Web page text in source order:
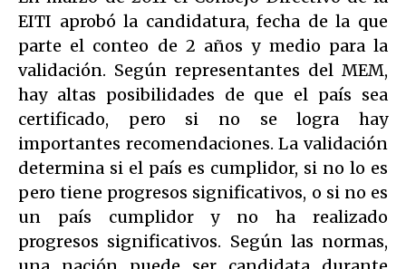
EITI aprobó la candidatura, fecha de la que
parte el conteo de 2 años y medio para la
validación. Según representantes del MEM,
hay altas posibilidades de que el país sea
certificado, pero si no se logra hay
importantes recomendaciones. La validación
determina si el país es cumplidor, si no lo es
pero tiene progresos significativos, o si no es
un país cumplidor y no ha realizado
progresos significativos. Según las normas,